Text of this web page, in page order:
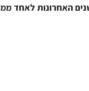
האחרונות לאחד